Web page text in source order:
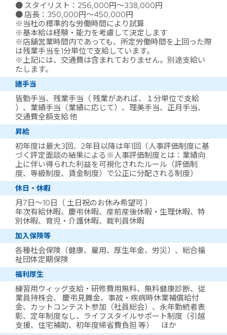
● スタイリスト：256,000円～338,000円
● 店長：350,000円～450,000円
※当社の標準的な労働時間により試算
※基本給は経験・能力を考慮して決定します
※店舗営業時間内であっても、所定労働時間を上回った際
は残業手当を1分単位で支給しています。
※上記には、交通費は含まれておりません。別途支給い
たします。
諸手当
皆勤手当、残業手当（ 残業があれば、１分単位で支給
）、業績手当（業績に応じて）、理美手当、正月手当、
交通費全額支給 他
昇給
初年度は最大3回、2年目以降は年1回（人事評価制度に基
づく評定面談の結果による※人事評価制度とは：業績向
上に伴い得られた利益を可視化されたルール（評価制
度、等級制度、賃金制度）で公正に分配される制度）
休日・休暇
月7日～10日（ 土日祝のお休み希望可 ）
年次有給休暇、慶弔休暇、産前産後休暇・生理休暇、特
別休暇、育児・介護休暇、裁判員休暇
加入保険等
各種社会保険（健康、雇用、厚生年金、労災）、総合福
祉団体定期保険
福利厚生
練習用ウィッグ支給・研修費用無料、無料健康診断、従
業員持株会、 慶弔見舞金、事故・疾病時休業補償給付
金、カットコンテスト参加（社員総会）、永年勤続者表
彰、定年制度なし、ライフスタイルサポート制度（引越
支援、住宅補助、初年度帰省費負担 等） ほか